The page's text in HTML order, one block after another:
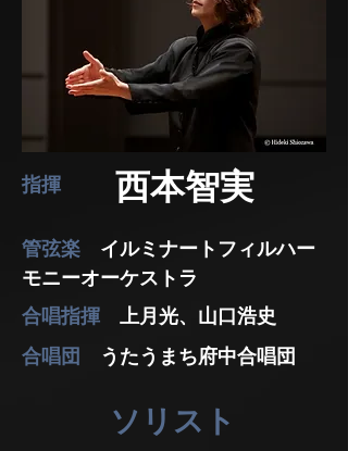
指揮 西本智実
管弦楽 イルミナートフィルハー
モニーオーケストラ
合唱指揮 上月光、山口浩史
合唱団 うたうまち府中合唱団
ソリスト